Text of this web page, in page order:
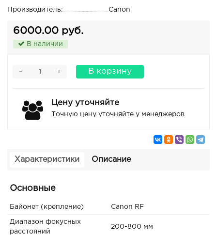
Производитель: Canon
6000.00 руб.
В наличии
+
- В корзину
Цену уточняйте
Точную цену уточняйте у менеджеров
Характеристики Описание
Основные
Байонет (крепление) Canon RF
Диапазон фокусных
расстояний
200-800 мм